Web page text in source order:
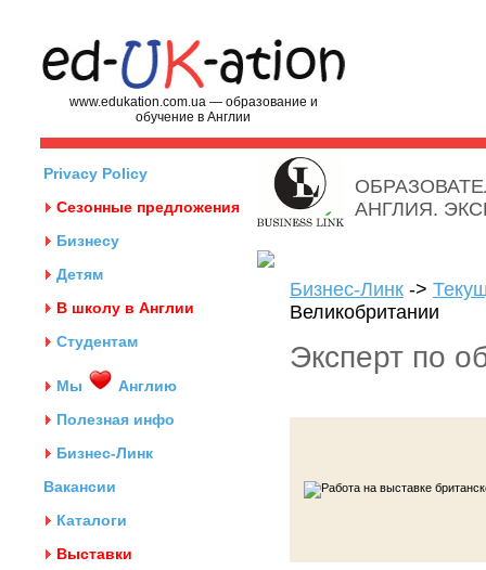
www.edukation.com.ua — образование и
обучение в Англии
Privacy Policy
Сезонные предложения
Бизнесу
Детям
В школу в Англии
Студентам
Мы
Англию
Полезная инфо
Бизнес-Линк
Вакансии
Каталоги
Выставки
АНГЛИЯ.
Бизнес-Линк ->
Великобритании
Эксперт по